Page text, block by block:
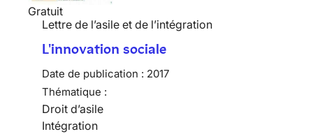
Gratuit
Lettre de l’asile et de l’intégration
L'innovation sociale
Date de publication : 2017
Thématique :
Droit d’asile
Intégration